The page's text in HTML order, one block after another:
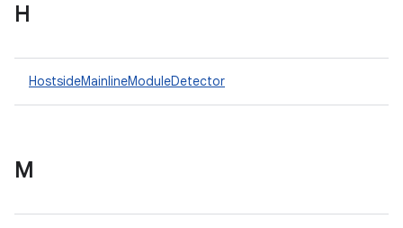
H
HostsideMainlineModuleDetector
M